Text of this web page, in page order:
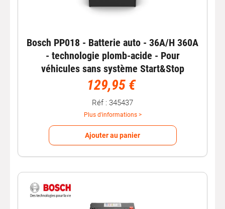
Bosch PP018 - Batterie auto - 36A/H 360A
- technologie plomb-acide - Pour
véhicules sans système Start&Stop
129,95 €
Réf : 345437
Plus d'informations >
Ajouter au panier